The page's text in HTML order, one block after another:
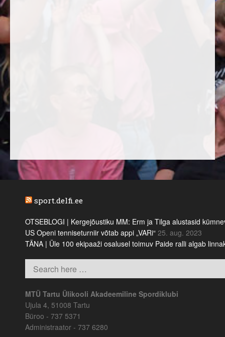
sport.delfi.ee
OTSEBLOGI | Kergejõustiku MM: Erm ja Tilga alustasid
US Openi tenniseturniir võtab appi „VARi“ 25. aug. 2023
TÄNA | Üle 100 ekipaaži osalusel toimuv Paide ralli algab
MTÜ Tartu Ülikooli Akadeemiline Spordiklubi
Ujula 4, 51008 Tartu
Büroo - 737 5371
Administraator - 737 6280